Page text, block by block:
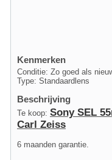
Kenmerken
Conditie: Zo goed als
Type: Standaardlens
Beschrijving
Te koop: Sony SEL
Carl Zeiss
6 maanden garantie.